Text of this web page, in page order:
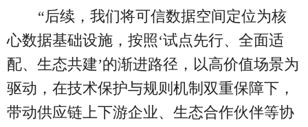
“后续，我们将可信数据空间定位为核
心数据基础设施，按照‘试点先行、全面适
配、生态共建’的渐进路径，以高价值场景为
驱动，在技术保护与规则机制双重保障下，
带动供应链上下游企业、生态合作伙伴等协